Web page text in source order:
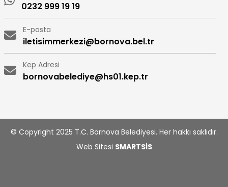
0232 999 19 19
E-posta
iletisimmerkezi@bornova.bel.tr
Kep Adresi
bornovabelediye@hs01.kep.tr
© Copyright 2025 T.C. Bornova Belediyesi. Her hakkı saklıdır.
Web Sitesi SMARTSİS